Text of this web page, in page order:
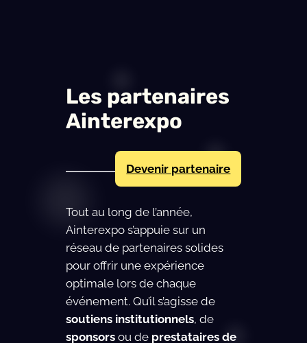
Les partenaires
Ainterexpo
Devenir partenaire
Tout au long de l’année,
Ainterexpo s’appuie sur un
réseau de partenaires solides
pour offrir une expérience
optimale lors de chaque
événement. Qu’il s’agisse de
soutiens institutionnels, de
sponsors ou de prestataires de